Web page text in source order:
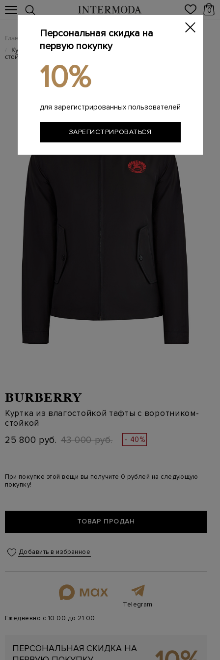
0
Главная Мужчинам / Одежда / Куртки
/ Куртка из&nbsp;влагостойкой тафты с&nbsp;воротником-
стойкой
BURBERRY
Куртка из влагостойкой тафты с воротником-
стойкой
25 800 руб. 43 000 руб. - 40%
При покупке этой вещи вы получите 0 рублей на следующую
покупку!
ТОВАР ПРОДАН
Добавить в избранное
Telegram
Ежедневно с 10:00 до 21:00
ПЕРСОНАЛЬНАЯ СКИДКА НА
Персональная скидка на
первую покупку
10%
для зарегистрированных пользователей
ЗАРЕГИСТРИРОВАТЬСЯ